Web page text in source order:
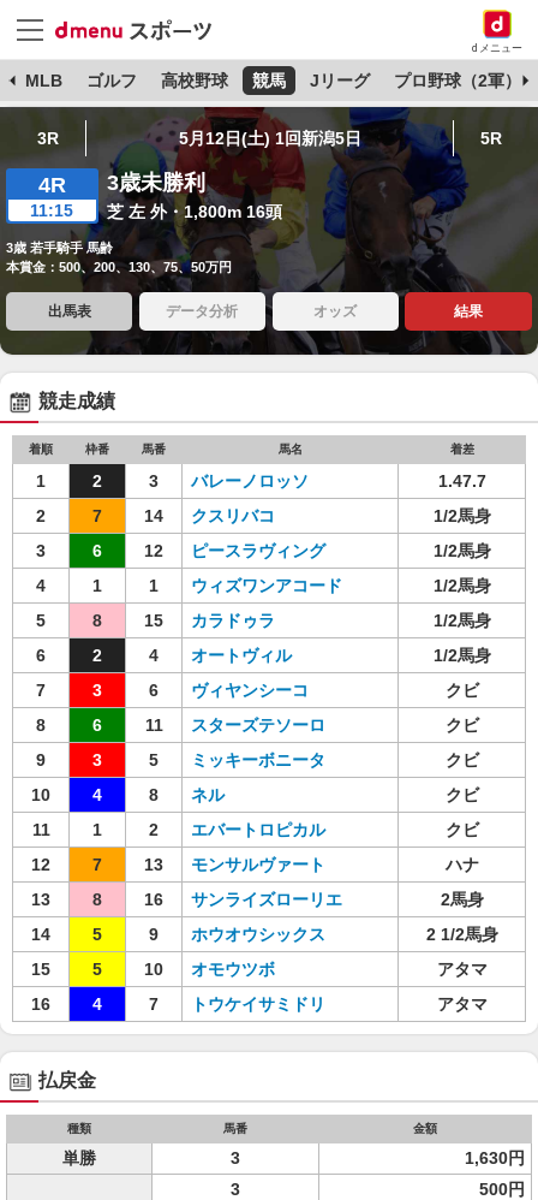
dメニュー
MLB ゴルフ 高校野球 競馬 Jリーグ プロ野球（2軍）
3R 5月12日(土) 1回新潟5日 5R
4R
11:15
3歳未勝利
芝 左 外・1,800m 16頭
3歳 若手騎手 馬齢
本賞金：500、200、130、75、50万円
出馬表 データ分析 オッズ 結果
競走成績
着順 枠番 馬番 馬名 着差
1 2 3 バレーノロッソ
1.47.7
2
7 14 クスリバコ
1/2馬身
3
6 12 ピースラヴィング
1/2馬身
4
1 1 ウィズワンアコード
1/2馬身
5
8 15 カラドゥラ
1/2馬身
6
2 4 オートヴィル
1/2馬身
7
3 6 ヴィヤンシーコ
クビ
8
6 11 スターズテソーロ
クビ
9
3 5 ミッキーボニータ
クビ
10
4 8 ネル
クビ
11
1 2 エバートロピカル
クビ
12
7 13 モンサルヴァート
ハナ
13
8 16 サンライズローリエ
2馬身
14
5 9 ホウオウシックス
2 1/2馬身
15
5 10 オモウツボ
アタマ
16
4 7 トウケイサミドリ アタマ
払戻金
種類 馬番 金額
単勝 3 1,630円
3
500円